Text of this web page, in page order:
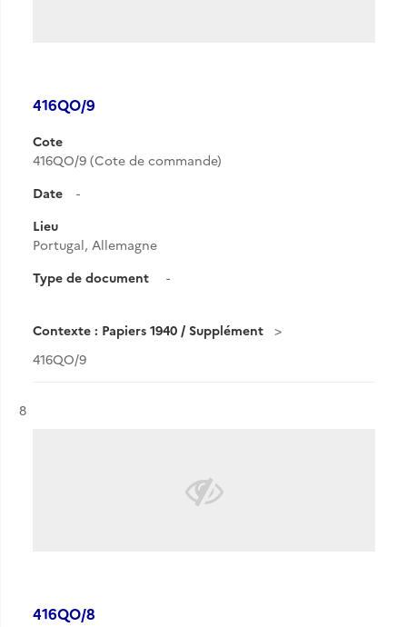
416QO/9
Cote
416QO/9 (Cote de commande)
Date
-
Lieu
Portugal, Allemagne
Type de document
-
Contexte : Papiers 1940 / Supplément
416QO/9
Résultat n°
8
416QO/8